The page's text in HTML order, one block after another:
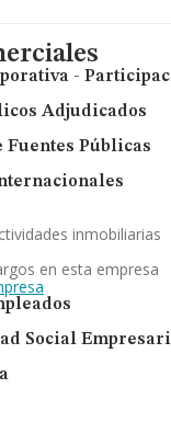
-
Adjudicados
Públicas
inmobiliarias
en esta empresa
Social